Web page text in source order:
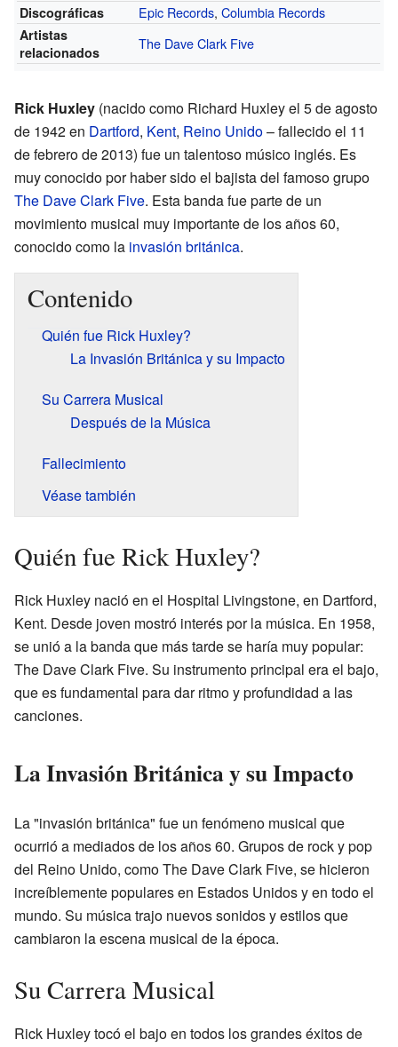
Discográficas Epic Records,Columbia Records
Artistas
relacionados
The Dave Clark Five
Rick Huxley (nacido como Richard Huxley el 5 de agosto
de 1942 en Dartford, Kent, Reino Unido– fallecido el 11
de febrero de 2013) fue un talentoso músico inglés. Es
muy conocido por haber sido el bajista del famoso grupo
The Dave Clark Five. Esta banda fue parte de un
movimiento musical muy importante de los años 60,
conocido como la invasión británica.
Contenido
Quién fue Rick Huxley?
La Invasión Británica y su Impacto
Su Carrera Musical
Después de la Música
Fallecimiento
Véase también
Quién fue Rick Huxley?
Rick Huxley nació en el Hospital Livingstone, en Dartford,
Kent. Desde joven mostró interés por la música. En 1958,
se unió a la banda que más tarde se haría muy popular:
The Dave Clark Five. Su instrumento principal era el bajo,
que es fundamental para dar ritmo y profundidad a las
canciones.
La Invasión Británica y su Impacto
La "invasión británica" fue un fenómeno musical que
ocurrió a mediados de los años 60. Grupos de rock y pop
del Reino Unido, como The Dave Clark Five, se hicieron
increíblemente populares en Estados Unidos y en todo el
mundo. Su música trajo nuevos sonidos y estilos que
cambiaron la escena musical de la época.
Su Carrera Musical
Rick Huxley tocó el bajo en todos los grandes éxitos de